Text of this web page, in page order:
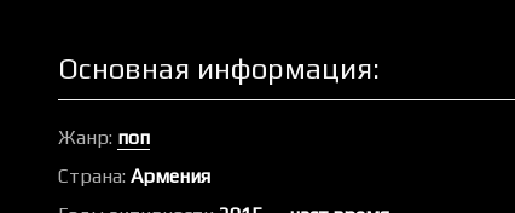
Основная информация:
Жанр: поп
Страна: Армения